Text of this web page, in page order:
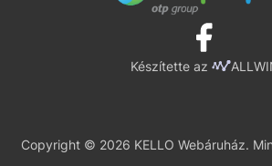
Készítette az
Copyright © 2026 KELLO Webáruház.